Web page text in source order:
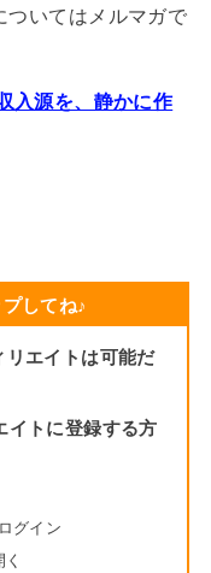
ついてはメルマガで
入源を、静かに作
してね♪
エイトは可能だ
イトに登録する方
グイン